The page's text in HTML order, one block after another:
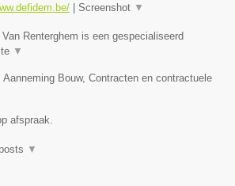
Screenshot ▼
Renterghem is een gespecialiseerd
▼
Aanneming Bouw, Contracten en contractuele
afspraak.
▼